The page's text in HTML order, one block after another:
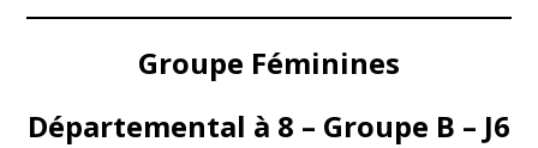
Groupe Féminines
Départemental à 8 – Groupe B – J6